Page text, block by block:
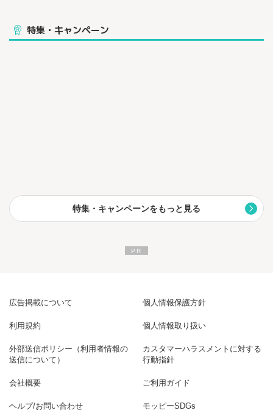
特集・キャンペーン
特集・キャンペーンをもっと見る
広告掲載について 個人情報保護方針
利用規約 個人情報取り扱い
外部送信ポリシー（利用者情報の
送信について）
カスタマーハラスメントに対する
行動指針
会社概要 ご利用ガイド
ヘルプ/お問い合わせ モッピーSDGs